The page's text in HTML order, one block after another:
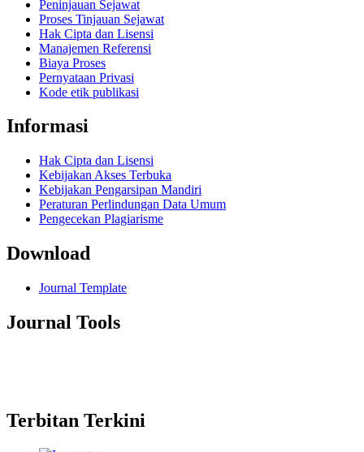
Peninjauan Sejawat
Proses Tinjauan Sejawat
Hak Cipta dan Lisensi
Manajemen Referensi
Biaya Proses
Pernyataan Privasi
Kode etik publikasi
Informasi
Hak Cipta dan Lisensi
Kebijakan Akses Terbuka
Kebijakan Pengarsipan Mandiri
Peraturan Perlindungan Data Umum
Pengecekan Plagiarisme
Download
Journal Template
Journal Tools
Terbitan Terkini